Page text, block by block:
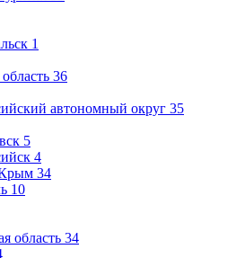
1
36
автономный округ 35
5
4
34
10
область 34